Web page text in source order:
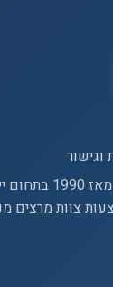
וגישור
מכללה ותיקה
צוות מרצים